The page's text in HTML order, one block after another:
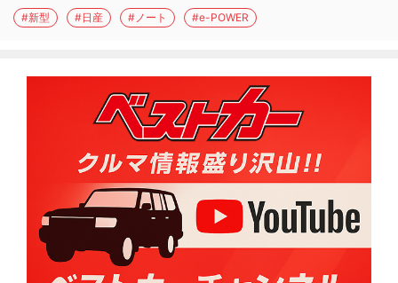
#新型 #日産 #ノート #e-POWER